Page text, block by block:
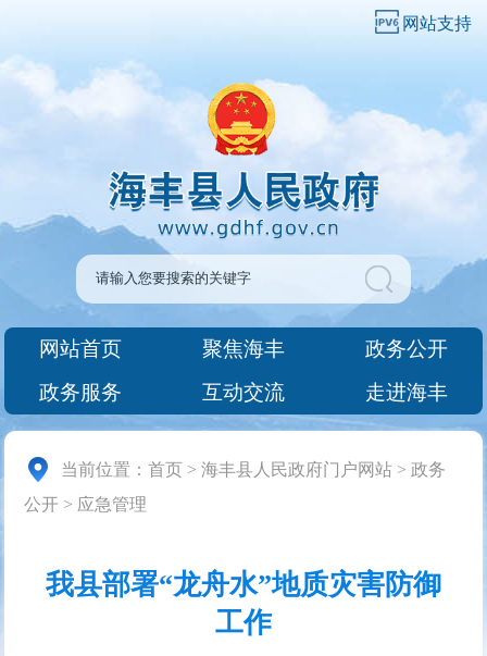
网站支持
网站首页 聚焦海丰
政务公开
政务服务
互动交流 走进海丰
当前位置：首页 >海丰县人民政府门户网站 >政务
公开 > 应急管理
我县部署“龙舟水”地质灾害防御
工作